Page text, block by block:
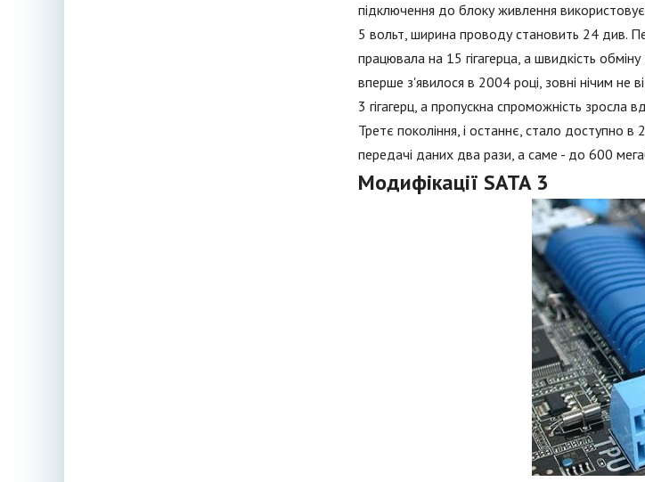
підключення до блоку живлення
5 вольт, ширина проводу становить 24 див.
працювала на 15 гігагерца, а швидкість
вперше з'явилося в 2004 році, зовні нічим не
3 гігагерц, а пропускна спроможність зросла
Третє покоління, і останнє, стало доступно в
передачі даних два рази, а саме - до 600
Модифікації SATA 3